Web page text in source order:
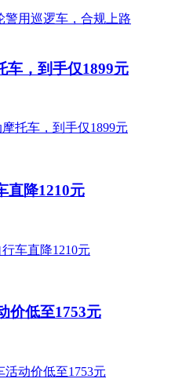
车，到手仅1899元
直降1210元
价低至1753元